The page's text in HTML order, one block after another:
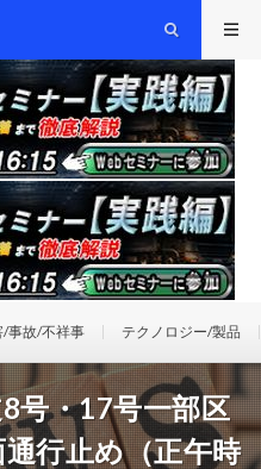
/事故/不祥事 テクノロジー/製品
号・17号一部区
行止め（正午時